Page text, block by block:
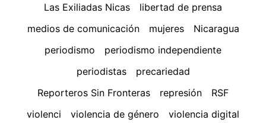
Las Exiliadas Nicas
libertad de prensa
medios de comunicación
mujeres
Nicaragua
periodismo
periodismo independiente
periodistas
precariedad
Reporteros Sin Fronteras
represión
RSF
violenci
violencia de género violencia digital